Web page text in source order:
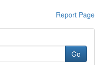
Report Page
Go